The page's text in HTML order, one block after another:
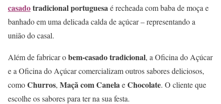
casadotradicional portuguesaé recheada com baba de moça e
banhado em uma delicada calda de açúcar – representando a
união do casal.
Além de fabricar obem-casado tradicional, a Oficina do Açúcar
e a Oficina do Açúcar comercializam outros sabores deliciosos,
comoChurros, Maçã com CanelaeChocolate. O cliente que
escolhe os sabores para ter na sua festa.